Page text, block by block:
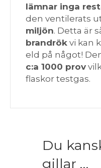
lämnar inga
den ventilerats
miljön. Detta är
brandrök vi kan
eld på något!
c:a 1000 prov
flaskor testgas.
Du
gillar …